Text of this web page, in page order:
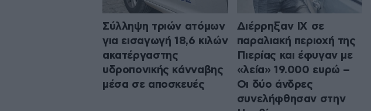
Σύλληψη τριών ατόμων
για εισαγωγή 18,6 κιλών
ακατέργαστης
υδροπονικής κάνναβης
μέσα σε αποσκευές
Διέρρηξαν ΙΧ σε
παραλιακή περιοχή της
Πιερίας και έφυγαν με
«λεία» 19.000 ευρώ –
Οι δύο άνδρες
συνελήφθησαν στην